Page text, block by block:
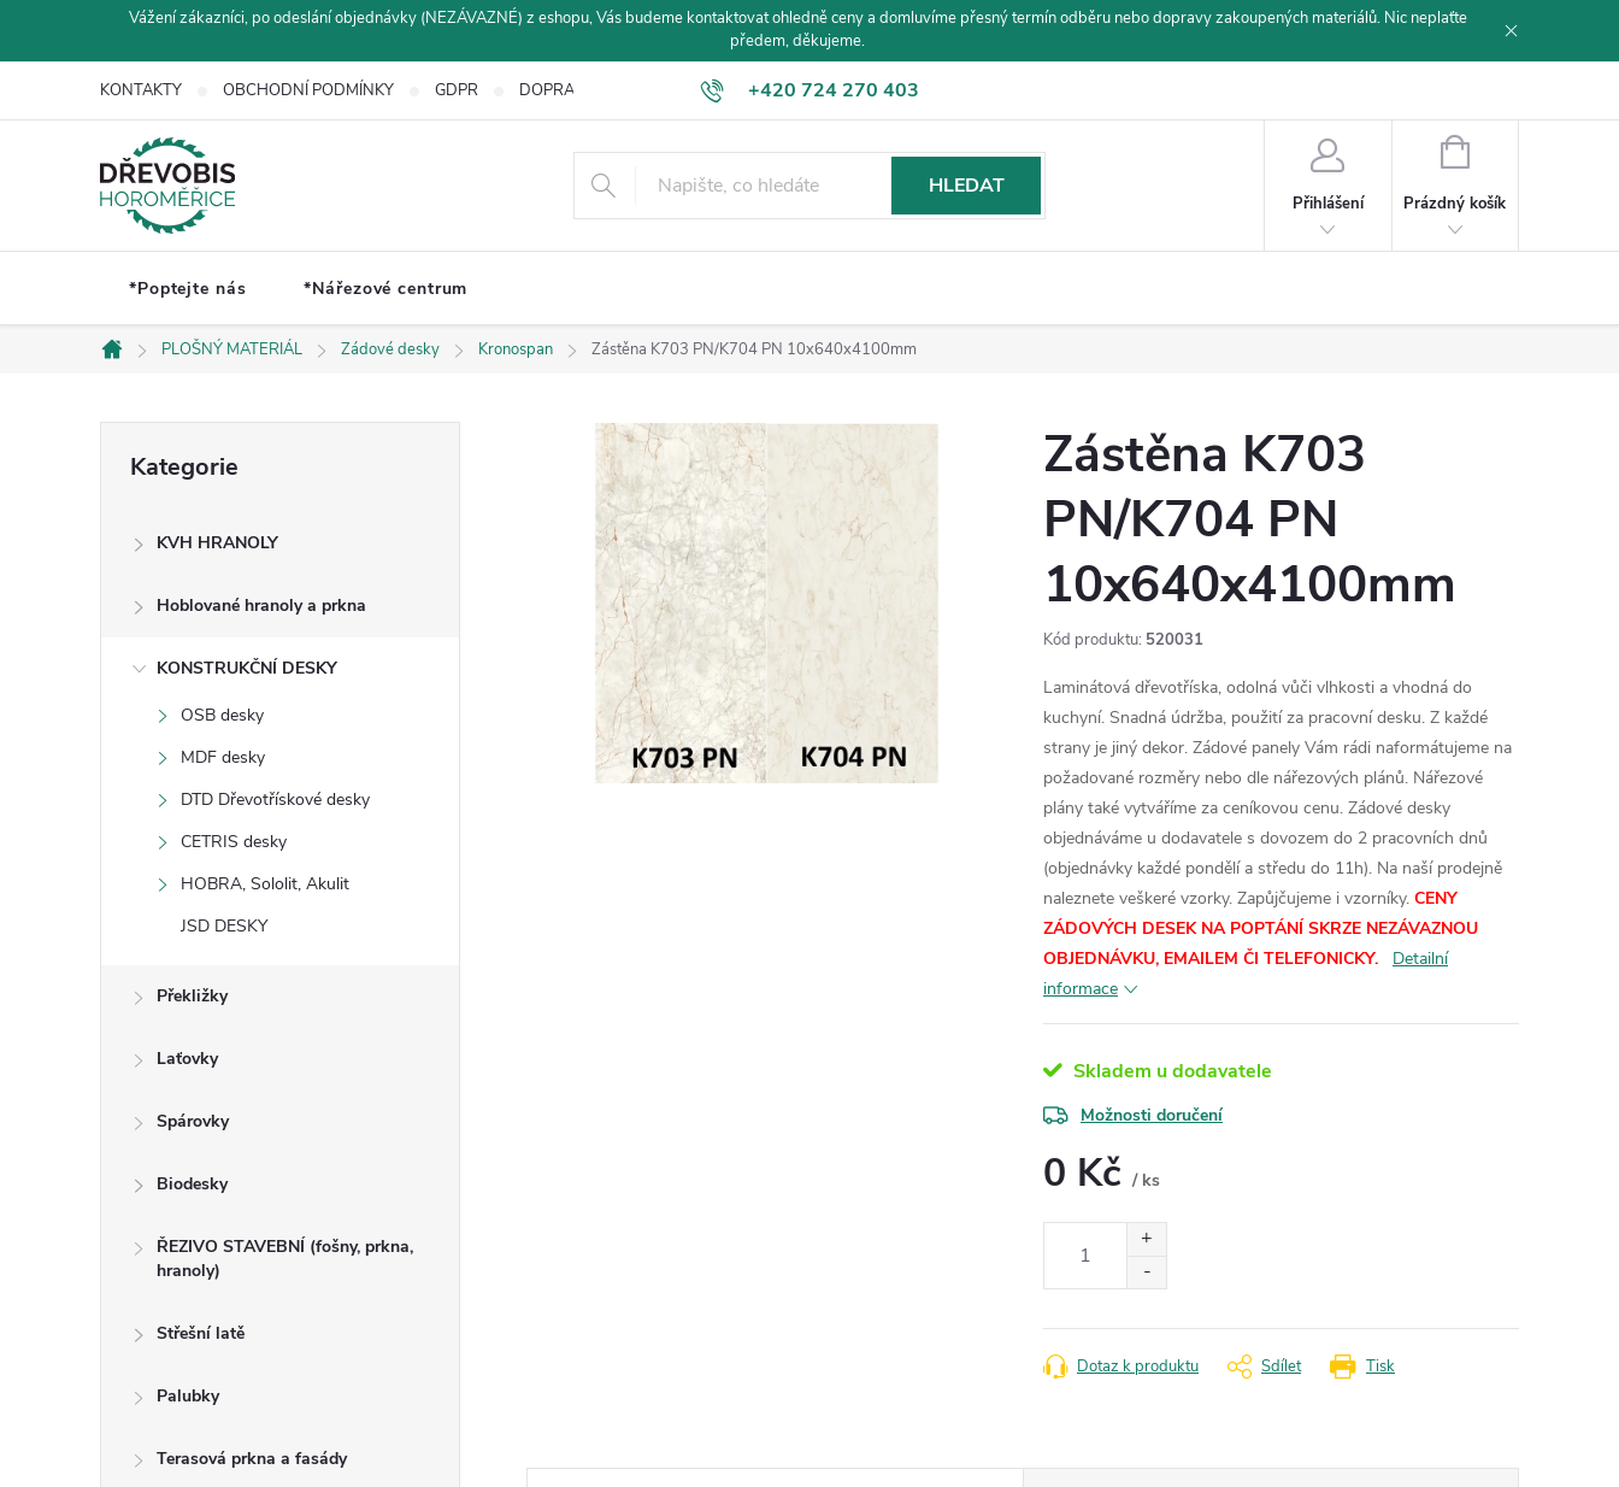
Vážení zákazníci, po odeslání objednávky (NEZÁVAZNÉ) z eshopu, Vás budeme kontaktovat ohledně ceny a domluvíme přesný termín odběru nebo dopravy zakoupených materiálů. Nic neplaťte
předem, děkujeme.
+420 724 270 403
KONTAKTY OBCHODNÍ PODMÍNKY GDPR DOPRAVA A PLATBA
HLEDAT
Přihlášení
NÁKUPNÍ
Prázdný košík
*Poptejte nás *Nářezové centrum
Domů
PLOŠNÝ MATERIÁL Zádové desky Kronospan Zástěna K703 PN/K704 PN 10x640x4100mm
kategorie
Kategorie
KVH HRANOLY
Hoblované hranoly a prkna
KONSTRUKČNÍ DESKY
OSB desky
MDF desky
DTD Dřevotřískové desky
CETRIS desky
HOBRA, Sololit, Akulit
JSD DESKY
Překližky
Laťovky
Spárovky
Biodesky
ŘEZIVO STAVEBNÍ (fošny, prkna,
hranoly)
Střešní latě
Palubky
Terasová prkna a fasády
Zástěna K703
PN/K704 PN
10x640x4100mm
Kód produktu: 520031
Laminátová dřevotříska, odolná vůči vlhkosti a vhodná do
kuchyní. Snadná údržba, použití za pracovní desku. Z každé
strany je jiný dekor. Zádové panely Vám rádi naformátujeme na
požadované rozměry nebo dle nářezových plánů. Nářezové
plány také vytváříme za ceníkovou cenu. Zádové desky
objednáváme u dodavatele s dovozem do 2 pracovních dnů
(objednávky každé pondělí a středu do 11h). Na naší prodejně
naleznete veškeré vzorky. Zapůjčujeme i vzorníky. CENY
ZÁDOVÝCH DESEK NA POPTÁNÍ SKRZE NEZÁVAZNOU
OBJEDNÁVKU, EMAILEM ČI TELEFONICKY.
Detailní
informace
Skladem u dodavatele
Možnosti doručení
0 Kč / ks
Tisk
Dotaz k produktu Sdílet